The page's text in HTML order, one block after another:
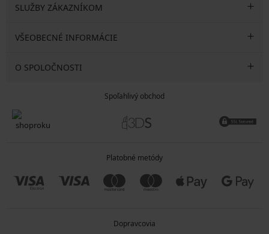
SLUŽBY ZÁKAZNÍKOM
VŠEOBECNÉ INFORMÁCIE
O SPOLOČNOSTI
Spoľahlivý obchod
Platobné metódy
Dopravcovia